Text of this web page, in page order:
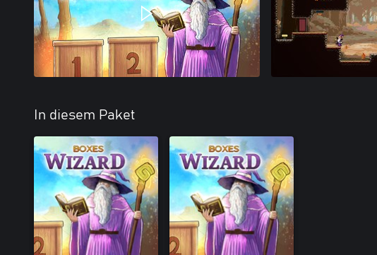
In diesem Paket